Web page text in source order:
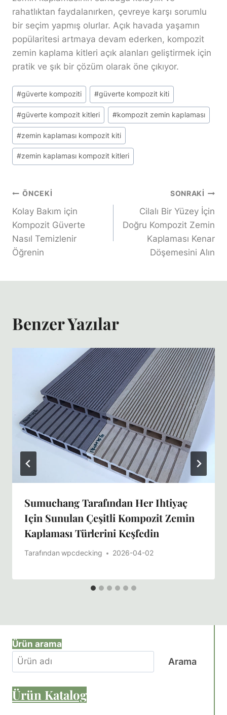
rahatlıktan faydalanırken, çevreye karşı sorumlu
bir seçim yapmış olurlar. Açık havada yaşamın
popülaritesi artmaya devam ederken, kompozit
zemin kaplama kitleri açık alanları geliştirmek için
pratik ve şık bir çözüm olarak öne çıkıyor.
Yazı
Etiketleri:
#güverte kompoziti #güverte kompozit kiti
#güverte kompozit kitleri #kompozit zemin kaplaması
#zemin kaplaması kompozit kiti
#zemin kaplaması kompozit kitleri
Yazı
Gezinmesi
ÖNCEKI
Kolay Bakım için
Kompozit Güverte
Nasıl Temizlenir
Öğrenin
SONRAKI
Cilalı Bir Yüzey İçin
Doğru Kompozit Zemin
Kaplaması Kenar
Döşemesini Alın
Benzer Yazılar
Sumuchang Tarafından Her Ihtiyaç
Için Sunulan Çeşitli Kompozit Zemin
Kaplaması Türlerini Keşfedin
Tarafından wpcdecking 2026-04-02
Ürün arama
Arama
Ürün Katalog